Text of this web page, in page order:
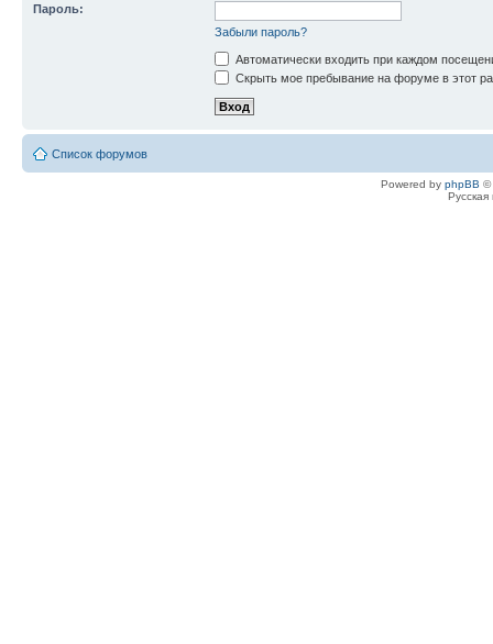
Пароль:
Забыли пароль?
Автоматически входить при каждом
Скрыть мое пребывание на форуме в этот
Список форумов
Powered by phpBB ©